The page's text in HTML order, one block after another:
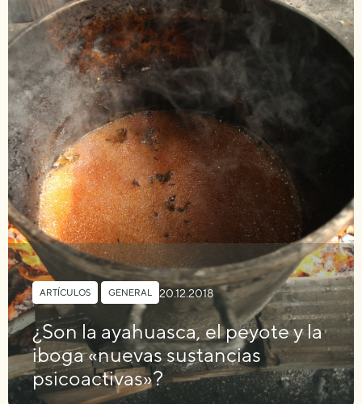
ARTÍCULOS GENERAL 20.12.2018
¿Son la ayahuasca, el peyote y la
iboga «nuevas sustancias
psicoactivas»?